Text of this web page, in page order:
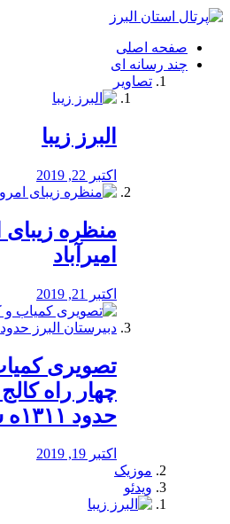
فصد
شرق
تهران
خشکشویی
صفحه اصلی
چند رسانه ای
تصاویر
البرز زیبا
اکتبر 22, 2019
منظره‌‌ زیبای
امیرآباد
اکتبر 21, 2019
️تصویری
چهار راه
حدود ۱۳۱۱ه ش
اکتبر 19, 2019
موزیک
ویدئو